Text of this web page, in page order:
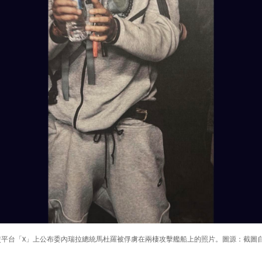
台「X」上公布委內瑞拉總統馬杜羅被俘虜在兩棲攻擊艦船上的照片。圖源：截圖自